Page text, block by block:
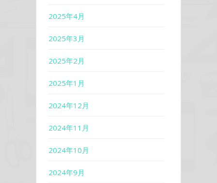
2025年4月
2025年3月
2025年2月
2025年1月
2024年12月
2024年11月
2024年10月
2024年9月